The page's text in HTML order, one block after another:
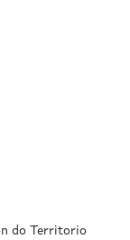
do Territorio